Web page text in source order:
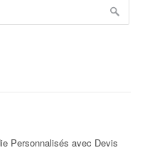
Personnalisés avec Devis